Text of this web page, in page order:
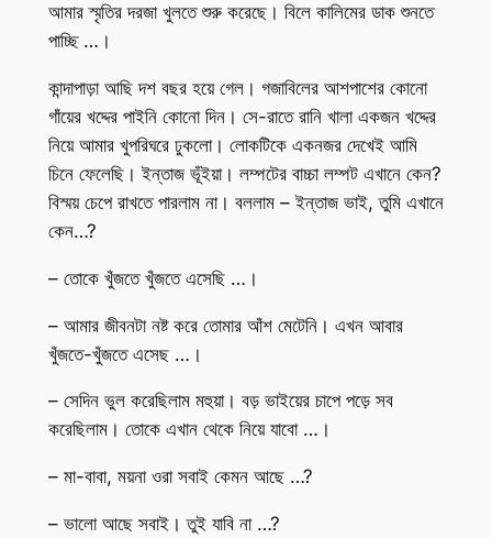
আমার স্মৃতির দরজা খুলতে শুরু করেছে। বিলে কালিমের ডাক শুনতে
পাচ্ছি …।
কান্দাপাড়া আছি দশ বছর হয়ে গেল। গজাবিলের আশপাশের কোনো
গাঁয়ের খদ্দের পাইনি কোনো দিন। সে-রাতে রানি খালা একজন খদ্দের
নিয়ে আমার খুপরিঘরে ঢুকলো। লোকটিকে একনজর দেখেই আমি
চিনে ফেলেছি। ইন্তাজ ভূঁইয়া। লম্পটের বাচ্চা লম্পট এখানে কেন?
বিস্ময় চেপে রাখতে পারলাম না। বললাম – ইন্তাজ ভাই, তুমি এখানে
কেন…?
– তোকে খুঁজতে খুঁজতে এসেছি …।
– আমার জীবনটা নষ্ট করে তোমার আঁশ মেটেনি। এখন আবার
খুঁজতে-খুঁজতে এসেছ …।
– সেদিন ভুল করেছিলাম মহুয়া। বড় ভাইয়ের চাপে পড়ে সব
করেছিলাম। তোকে এখান থেকে নিয়ে যাবো …।
– মা-বাবা, ময়না ওরা সবাই কেমন আছে …?
– ভালো আছে সবাই। তুই যাবি না …?